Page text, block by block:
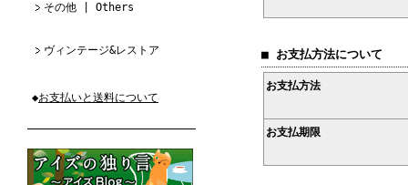
その他 | Others
ヴィンテージ&レストア
◆お支払いと送料について
■ お支払方法について
お支払方法
お支払期限